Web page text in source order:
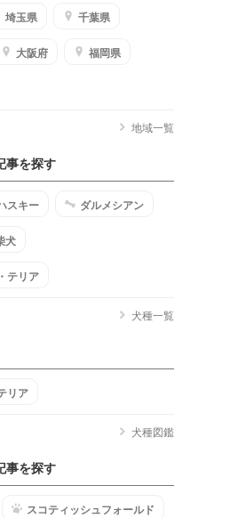
埼玉県 千葉県
大阪府 福岡県
地域一覧
事を探す
スキー ダルメシアン
犬
テリア
犬種一覧
リア
犬種図鑑
事を探す
スコティッシュフォールド